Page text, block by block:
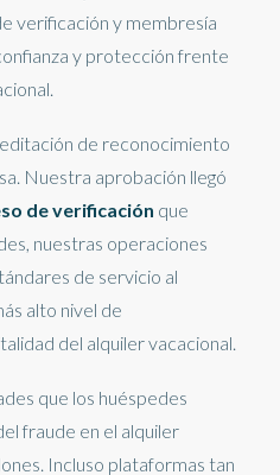
verificación y membresía
y protección frente
de reconocimiento
Nuestra aprobación llegó
de verificación que
nuestras operaciones
de servicio al
alto nivel de
del alquiler vacacional.
que los huéspedes
fraude en el alquiler
Incluso plataformas tan